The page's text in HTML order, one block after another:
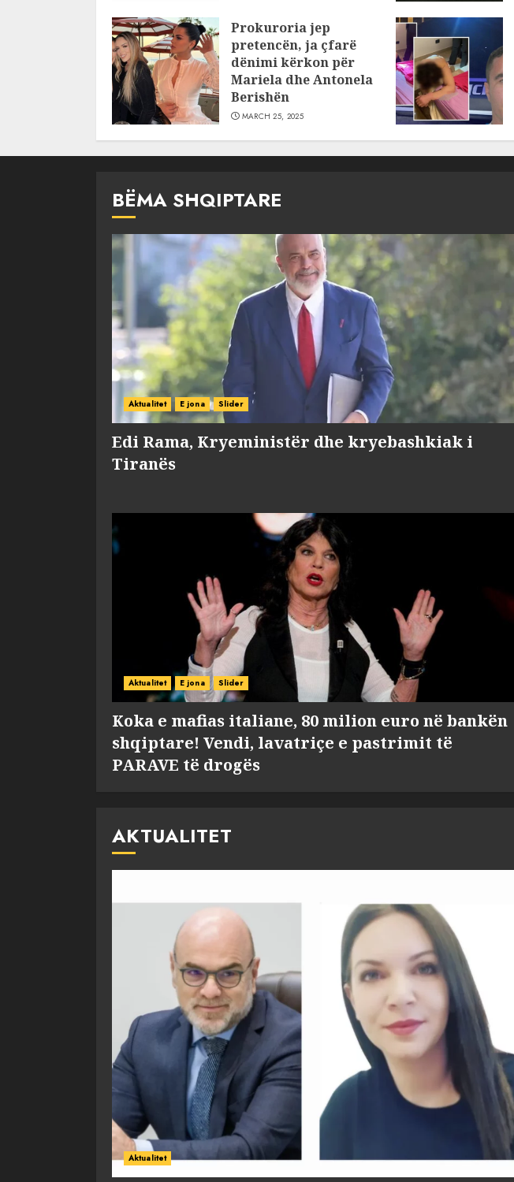
JULY 24, 2025
Prokuroria jep
pretencën, ja çfarë
dënimi kërkon për
Mariela dhe Antonela
Berishën
MARCH 25, 2025
BËMA SHQIPTARE
Aktualitet E jona Slider
Edi Rama, Kryeministër dhe kryebashkiak i
Tiranës
Aktualitet E jona Slider
Koka e mafias italiane, 80 milion euro në bankën
shqiptare! Vendi, lavatriçe e pastrimit të
PARAVE të drogës
AKTUALITET
Aktualitet